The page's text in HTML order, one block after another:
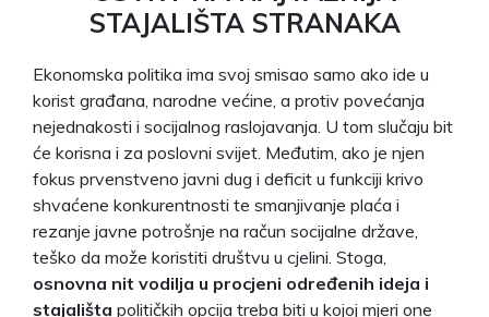
STAJALIŠTA STRANAKA
Ekonomska politika ima svoj smisao samo ako ide u
korist građana, narodne većine, a protiv povećanja
nejednakosti i socijalnog raslojavanja. U tom slučaju bit
će korisna i za poslovni svijet. Međutim, ako je njen
fokus prvenstveno javni dug i deficit u funkciji krivo
shvaćene konkurentnosti te smanjivanje plaća i
rezanje javne potrošnje na račun socijalne države,
teško da može koristiti društvu u cjelini. Stoga,
osnovna nit vodilja u procjeni određenih ideja i
stajališta političkih opcija treba biti u kojoj mjeri one